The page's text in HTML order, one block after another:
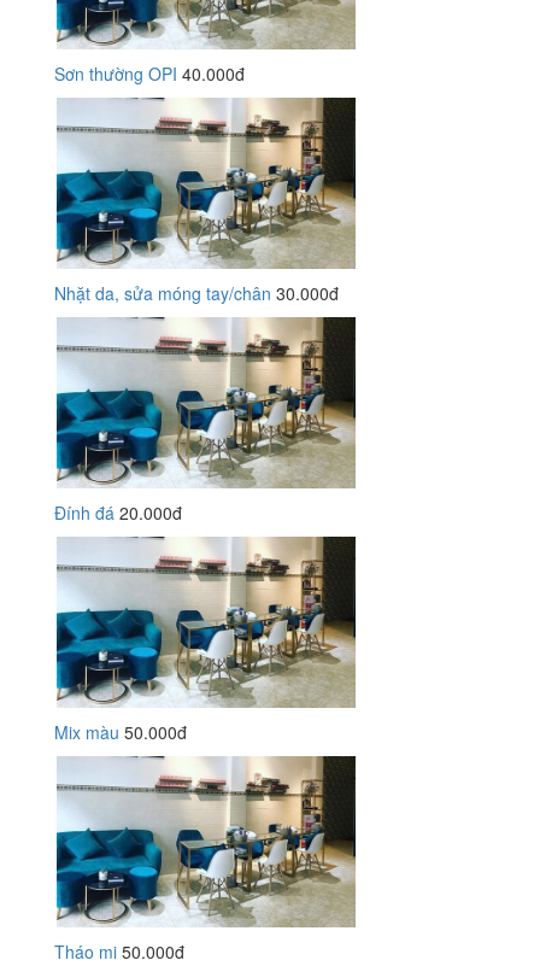
Sơn thường OPI 40.000đ
Nhặt da, sửa móng tay/chân 30.000đ
Đính đá 20.000đ
Mix màu 50.000đ
Tháo mi 50.000đ